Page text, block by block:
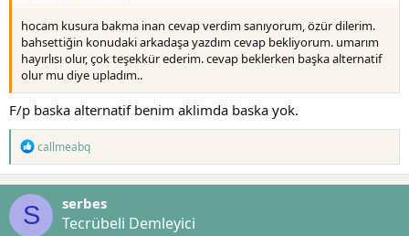
hocam kusura bakma inan cevap verdim sanıyorum, özür dilerim.
bahsettiğin konudaki arkadaşa yazdım cevap bekliyorum. umarım
hayırlısı olur, çok teşekkür ederim. cevap beklerken başka alternatif
olur mu diye upladım..
F/p baska alternatif benim aklimda baska yok.
T
p
k
i
l
e
callmeabq
S serbes
Tecrübeli Demleyici